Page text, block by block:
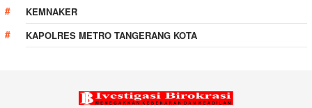
KEMNAKER
KAPOLRES METRO TANGERANG KOTA